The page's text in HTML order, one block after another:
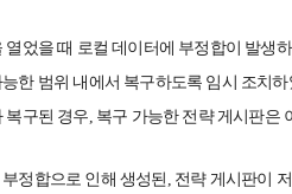
었을 때 로컬 데이터에 부정합이 발생
한 범위 내에서 복구하도록 임시 조치하
구된 경우, 복구 가능한 전략 게시판은
정합으로 인해 생성된, 전략 게시판이